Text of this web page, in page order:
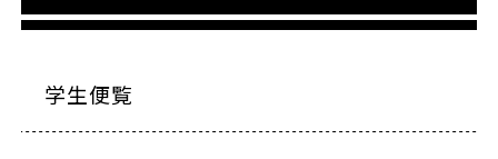
学生便覧